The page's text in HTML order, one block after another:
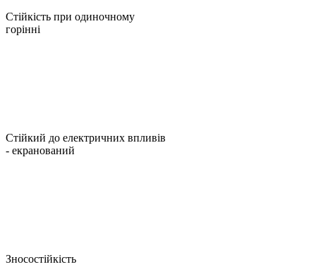
Стійкість при одиночному
горінні
Стійкий до електричних впливів
- екранований
Зносостійкість